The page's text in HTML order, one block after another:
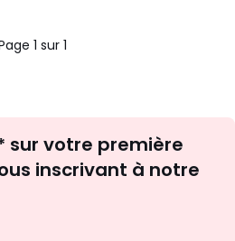
1 sur 1
newsletter
sur votre première
inscrivant à notre